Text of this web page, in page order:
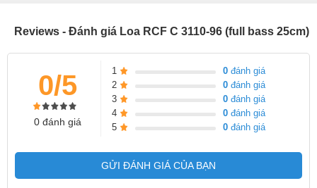
Reviews - Đánh giá Loa RCF C 3110-96 (full bass 25cm)
0/5
0 đánh giá
1 0 đánh giá
2
0 đánh giá
3
0 đánh giá
4
0 đánh giá
5
0 đánh giá
GỬI ĐÁNH GIÁ CỦA BẠN